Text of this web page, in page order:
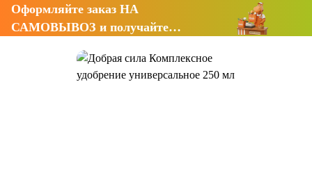
Оформляйте заказ НА
САМОВЫВОЗ и получайте